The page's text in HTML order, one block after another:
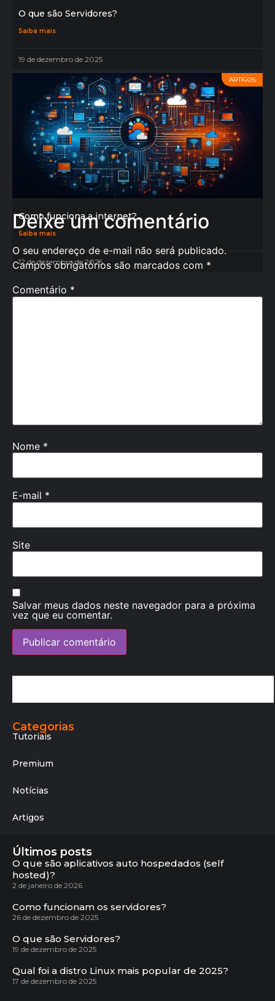
O que são Servidores?
Saiba mais
19 de dezembro de 2025
ARTIGOS
Como funciona a internet?
Saiba mais
12 de dezembro de 2025
Deixe um comentário
O seu endereço de e-mail não será publicado.
Campos obrigatórios são marcados com *
Comentário *
Nome *
E-mail *
Site
Salvar meus dados neste navegador para a próxima
vez que eu comentar.
Categorias
Tutoriais
Premium
Notícias
Artigos
Últimos posts
O que são aplicativos auto hospedados (self
hosted)?
2 de janeiro de 2026
Como funcionam os servidores?
26 de dezembro de 2025
O que são Servidores?
19 de dezembro de 2025
Qual foi a distro Linux mais popular de 2025?
17 de dezembro de 2025